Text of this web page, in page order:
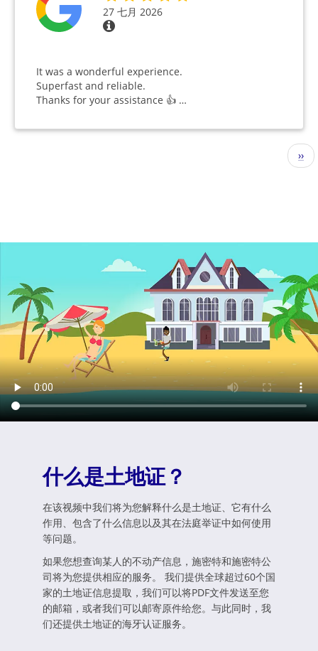
27 七月 2026
It was a wonderful experience.
Superfast and reliable.
Thanks for your assistance 👍 …
下
一
››
什么是土地证？
在该视频中我们将为您解释什么是土地证、它有什么
作用、包含了什么信息以及其在法庭举证中如何使用
等问题。
如果您想查询某人的不动产信息，施密特和施密特公
司将为您提供相应的服务。 我们提供全球超过60个国
家的土地证信息提取，我们可以将PDF文件发送至您
的邮箱，或者我们可以邮寄原件给您。与此同时，我
们还提供土地证的海牙认证服务。